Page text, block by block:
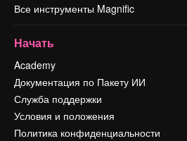
Все инструменты Magnific
Начать
Academy
Документация по Пакету ИИ
Служба поддержки
Условия и положения
Политика конфиденциальности